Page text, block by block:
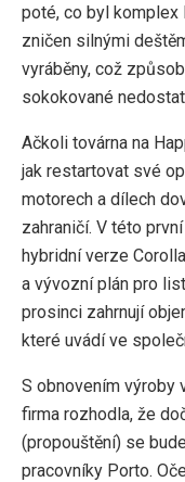
poté, co byl komplex
zničen silnými
vyráběny, což
sokokované
Ačkoli továrna na
jak restartovat své
motorech a dílech
zahraničí. V této
hybridní verze
a vývozní plán pro
prosinci zahrnují
které uvádí ve
S obnovením výroby
firma rozhodla, že
(propouštění) se
pracovníky Porto.